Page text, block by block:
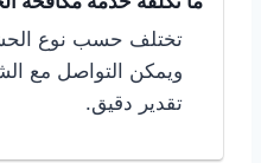
تختلف حسب نوع
ويمكن التواصل مع
تقدير دقيق.